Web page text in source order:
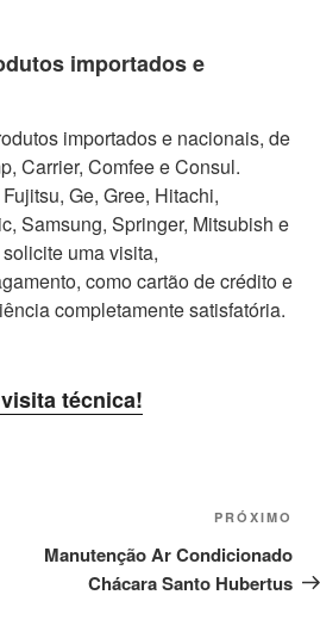
importados e
importados e nacionais, de
Carrier, Comfee e Consul.
Ge, Gree, Hitachi,
Samsung, Springer, Mitsubish e
uma visita,
como cartão de crédito e
completamente satisfatória.
técnica!
post
PRÓXIMO
Manutenção Ar Condicionado
Chácara Santo Hubertus